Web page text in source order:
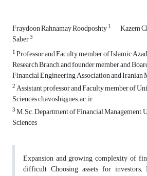
Fraydoon Rahnamay Roodposhty1 Kazem
Saber3
1Professor and Faculty member of Islamic
Research Branch and founder member and
Financial Engineering Association and Iranian
2Assistant professor and Faculty member of
Sciences chavoshi@ues.ac.ir
3M.Sc.,Department of Financial
Sciences
Expansion and growing complexity of
difficult Choosing assets for investors;